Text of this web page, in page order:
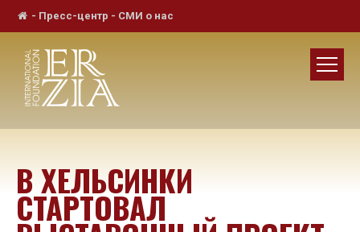
- Пресс-центр - СМИ о нас
В ХЕЛЬСИНКИ
СТАРТОВАЛ